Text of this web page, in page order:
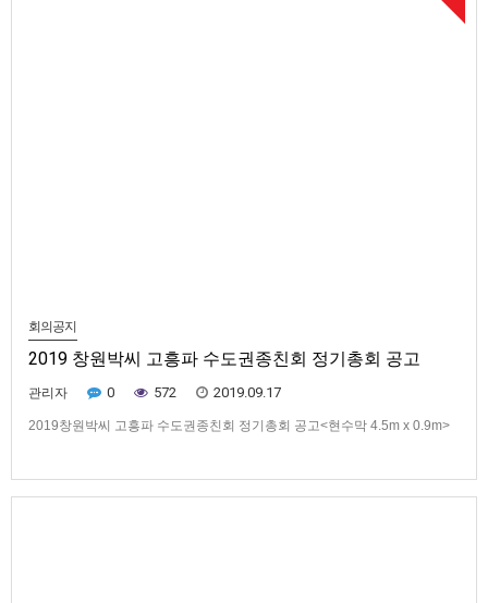
회의공지
2019 창원박씨 고흥파 수도권종친회 정기총회 공고
관리자 0 572 2019.09.17
2019창원박씨 고흥파 수도권종친회 정기총회 공고<현수막 4.5m x 0.9m>